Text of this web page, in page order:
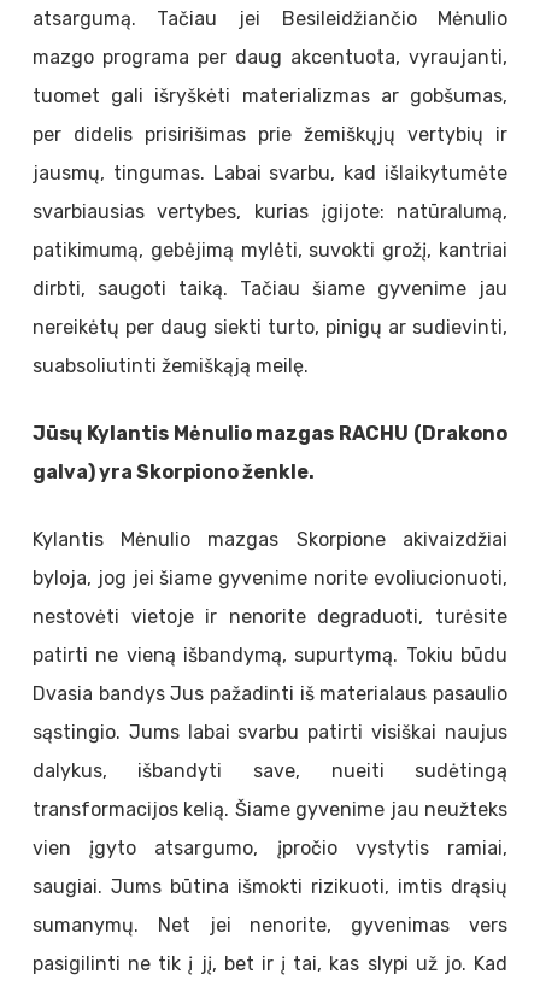
atsargumą. Tačiau jei Besileidžiančio Mėnulio
mazgo programa per daug akcentuota, vyraujanti,
tuomet gali išryškėti materializmas ar gobšumas,
per didelis prisirišimas prie žemiškųjų vertybių ir
jausmų, tingumas. Labai svarbu, kad išlaikytumėte
svarbiausias vertybes, kurias įgijote: natūralumą,
patikimumą, gebėjimą mylėti, suvokti grožį, kantriai
dirbti, saugoti taiką. Tačiau šiame gyvenime jau
nereikėtų per daug siekti turto, pinigų ar sudievinti,
suabsoliutinti žemiškąją meilę.
Jūsų Kylantis Mėnulio mazgas RACHU (Drakono
galva) yra Skorpiono ženkle.
Kylantis Mėnulio mazgas Skorpione akivaizdžiai
byloja, jog jei šiame gyvenime norite evoliucionuoti,
nestovėti vietoje ir nenorite degraduoti, turėsite
patirti ne vieną išbandymą, supurtymą. Tokiu būdu
Dvasia bandys Jus pažadinti iš materialaus pasaulio
sąstingio. Jums labai svarbu patirti visiškai naujus
dalykus, išbandyti save, nueiti sudėtingą
transformacijos kelią. Šiame gyvenime jau neužteks
vien įgyto atsargumo, įpročio vystytis ramiai,
saugiai. Jums būtina išmokti rizikuoti, imtis drąsių
sumanymų. Net jei nenorite, gyvenimas vers
pasigilinti ne tik į jį, bet ir į tai, kas slypi už jo. Kad